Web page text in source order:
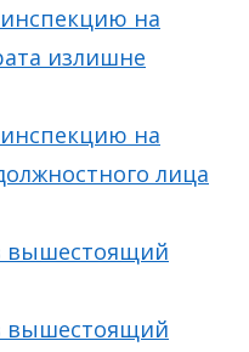
на
излишне
на
лица
вышестоящий
вышестоящий